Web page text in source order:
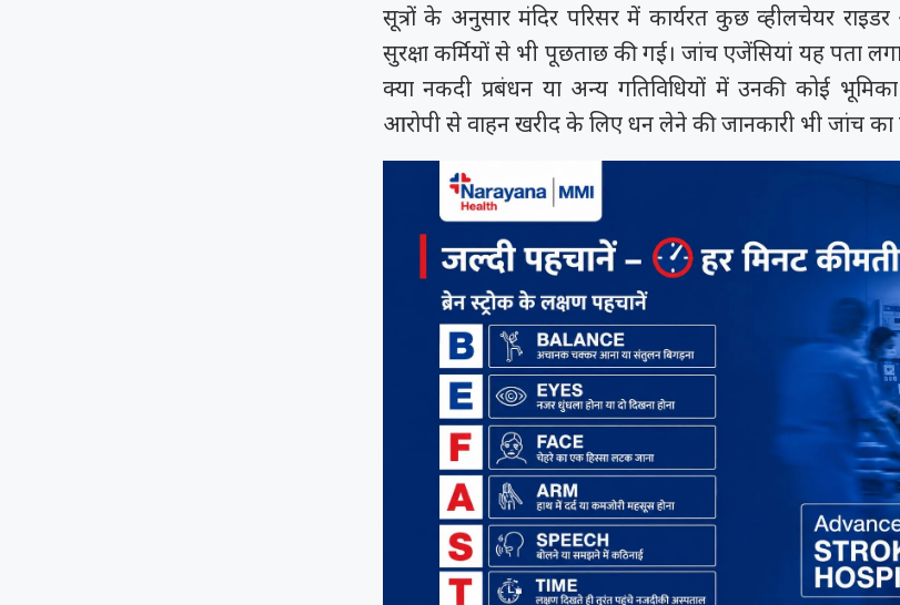
सूत्रों के अनुसार मंदिर परिसर में कार्यरत कुछ व्हीलचेयर
सुरक्षा कर्मियों से भी पूछताछ की गई। जांच एजेंसियां यह पता
क्या नकदी प्रबंधन या अन्य गतिविधियों में उनकी कोई भूमिका
आरोपी से वाहन खरीद के लिए धन लेने की जानकारी भी जांच का